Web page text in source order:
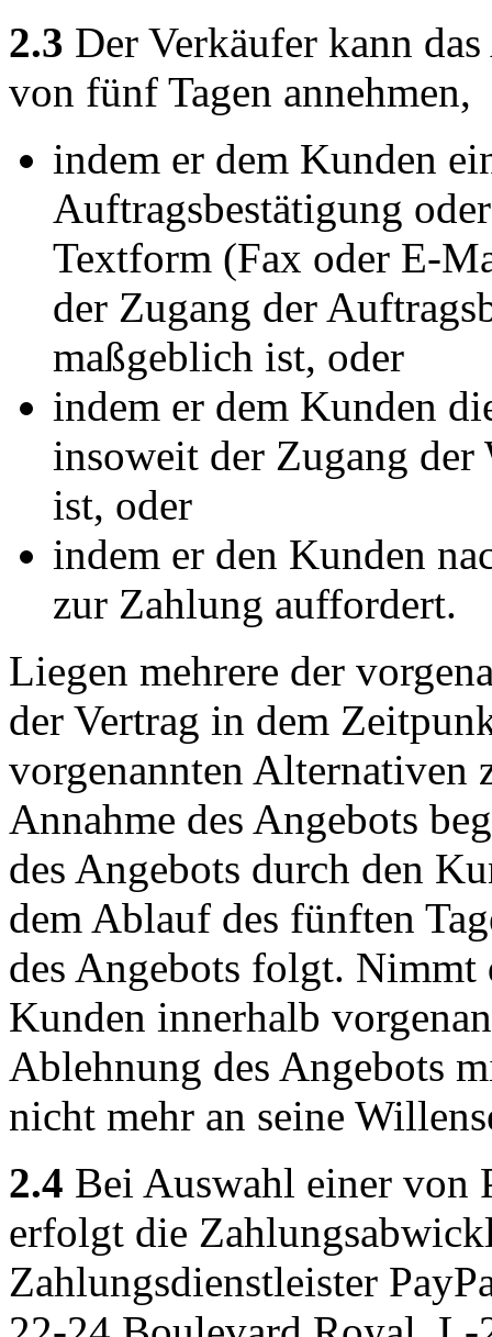
2.3 Der Verkäufer kann
von fünf Tagen annehmen,
indem er dem Kunden
Auftragsbestätigung
Textform (Fax oder E-
der Zugang der
maßgeblich ist, oder
indem er dem Kunden
insoweit der Zugang
ist, oder
indem er den Kunden
zur Zahlung auffordert.
Liegen mehrere der
der Vertrag in dem
vorgenannten
Annahme des Angebots
des Angebots durch den
dem Ablauf des fünften
des Angebots folgt. Nimmt
Kunden innerhalb
Ablehnung des Angebots
nicht mehr an seine
2.4 Bei Auswahl einer von
erfolgt die
Zahlungsdienstleister